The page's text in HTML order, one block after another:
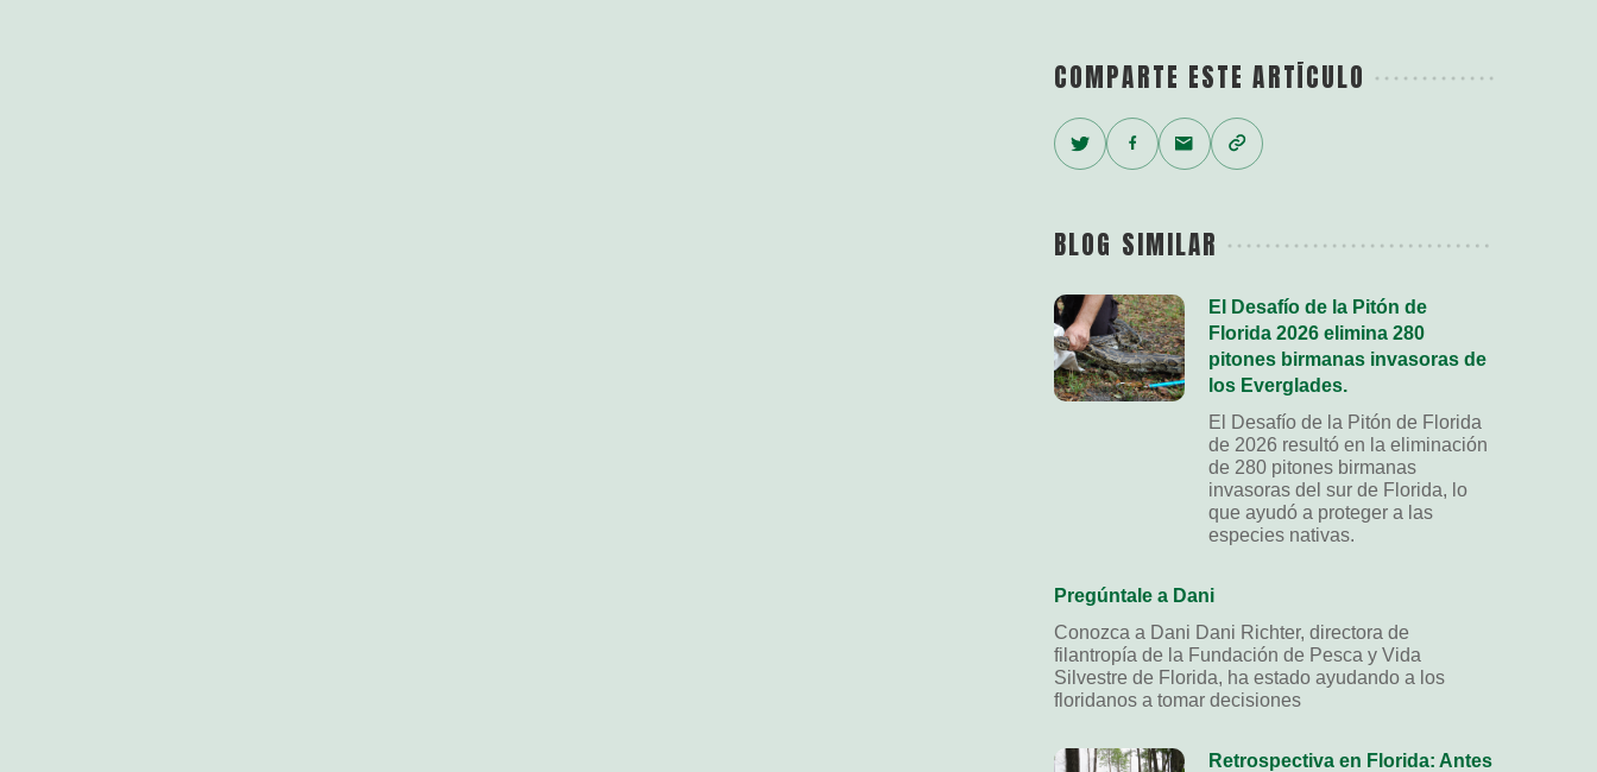
COMPARTE ESTE ARTÍCULO
Twitter
Facebook
Email
Copy
Link
BLOG SIMILAR
El Desafío de la Pitón de
Florida 2026 elimina 280
pitones birmanas invasoras de
los Everglades.
El Desafío de la Pitón de Florida
de 2026 resultó en la eliminación
de 280 pitones birmanas
invasoras del sur de Florida, lo
que ayudó a proteger a las
especies nativas.
Pregúntale a Dani
Conozca a Dani Dani Richter, directora de
filantropía de la Fundación de Pesca y Vida
Silvestre de Florida, ha estado ayudando a los
floridanos a tomar decisiones
Retrospectiva en Florida: Antes